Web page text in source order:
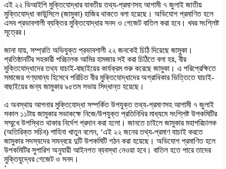
এই ২২ ভিআইপি মুক্তিযোদ্ধার যাবতীয় তথ্য-প্রমাণসহ আগামী ৭ জুলাই জাতীয়
মুক্তিযোদ্ধা কাউন্সিলে (জামুকা) হাজির থাকতে বলা হয়েছে। অভিযোগ প্রমাণিত হলে
এসব প্রভাবশালী ব্যক্তির মুক্তিযোদ্ধার সনদ ও গেজেট বাতিল করা হবে। খবর সংশ্লিষ্ট
সূত্রের।
জানা যায়, সম্প্রতি অভিযুক্ত প্রভাবশালী ২২ জনকেই চিঠি দিয়েছে জামুকা।
প্রতিষ্ঠানটির সহকারী পরিচালক আমির হামজার সই করা চিঠিতে বলা হয়, বীর
মুক্তিযোদ্ধাদের তথ্য যাচাই-বাছাইয়ের কার্যক্রম শুরু করেছে জামুকা। এ পরিপ্রেক্ষিতে
সমাজের গণ্যমান্য হিসেবে পরিচিত বীর মুক্তিযোদ্ধাদের অগ্রাধিকার ভিত্তিতে যাচাই-
বাছাইয়ের জন্য জামুকার ৯৫তম সভায় সিদ্ধান্ত হয়েছে।
এ অবস্থায় আপনার মুক্তিযোদ্ধা সম্পর্কিত উপযুক্ত তথ্য-প্রমাণসহ আগামী ৭ জুলাই
সকাল ১১টায় জামুকার সভাকক্ষে নিজে/উপযুক্ত প্রতিনিধির মাধ্যমে সংশ্লিষ্ট উপকমিটির
সম্মুখে উপস্থিত থাকার নির্দেশ প্রদান করা হলো। জানতে চাইলে জামুকার মহাপরিচালক
(অতিরিক্ত সচিব) শাহিনা খাতুন বলেন, ‘এই ২২ জনের তথ্য-প্রমাণ যাচাই করতে
জামুকার সদস্যদের সমন্বয়ে দুটি উপকমিটি গঠন করা হয়েছে। অভিযোগ প্রমাণিত হলে
উপকমিটির সুপারিশ অনুযায়ী আইনগত ব্যবস্থা নেওয়া হবে। বাতিল হতে পারে তাদের
মুক্তিযুদ্ধের গেজেট ও সনদ।